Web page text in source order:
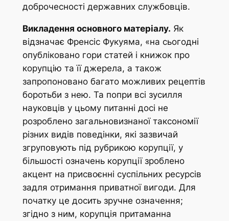
доброчесності державних службовців.
Викладення основного матеріалу. Як
відзначає Френсіс Фукуяма, «на сьогодні
опубліковано гори статей і книжок про
корупцію та її джерела, а також
запропоновано багато можливих рецептів
боротьби з нею. Та попри всі зусилля
науковців у цьому питанні досі не
розроблено загальновизнаної таксономії
різних видів поведінки, які зазвичай
згруповують під рубрикою корупції, у
більшості означень корупції зроблено
акцент на присвоєнні суспільних ресурсів
задля отримання приватної вигоди. Для
початку це досить зручне означення;
згідно з ним, корупція притаманна